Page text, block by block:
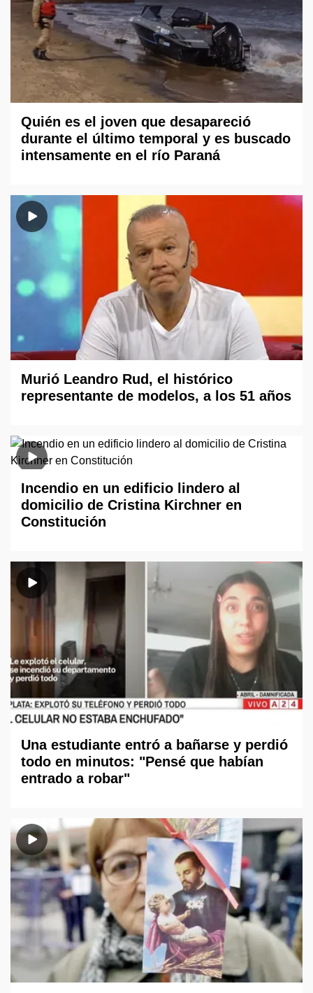
Quién es el joven que desapareció
durante el último temporal y es buscado
intensamente en el río Paraná
Murió Leandro Rud, el histórico
representante de modelos, a los 51 años
Incendio en un edificio lindero al
domicilio de Cristina Kirchner en
Constitución
Una estudiante entró a bañarse y perdió
todo en minutos: "Pensé que habían
entrado a robar"